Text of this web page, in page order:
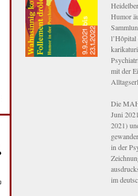
Humor
mit der
Die
Juni
2021)
in der
im